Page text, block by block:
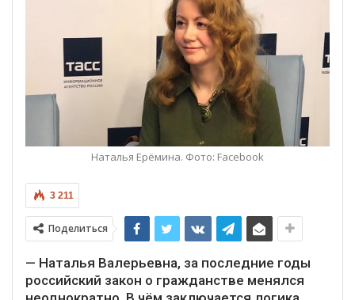
Наталья Ерёмина. Фото: Facebook
3 211
Поделиться
— Наталья Валерьевна, за последние годы
российский закон о гражданстве менялся